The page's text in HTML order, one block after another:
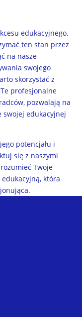
edukacyjnego.
ten stan przez
na nasze
swojego
skorzystać z
profesjonalne
pozwalają na
edukacyjnej
potencjału i
się z naszymi
Twoje
która